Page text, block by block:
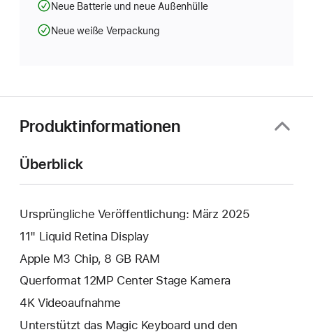
Neue Batterie und neue Außenhülle
Neue weiße Verpackung
Produktinformationen
Überblick
Ursprüngliche Veröffentlichung: März 2025
11" Liquid Retina Display
Apple M3 Chip, 8 GB RAM
Querformat 12MP Center Stage Kamera
4K Video­aufnahme
Unterstützt das Magic Keyboard und den